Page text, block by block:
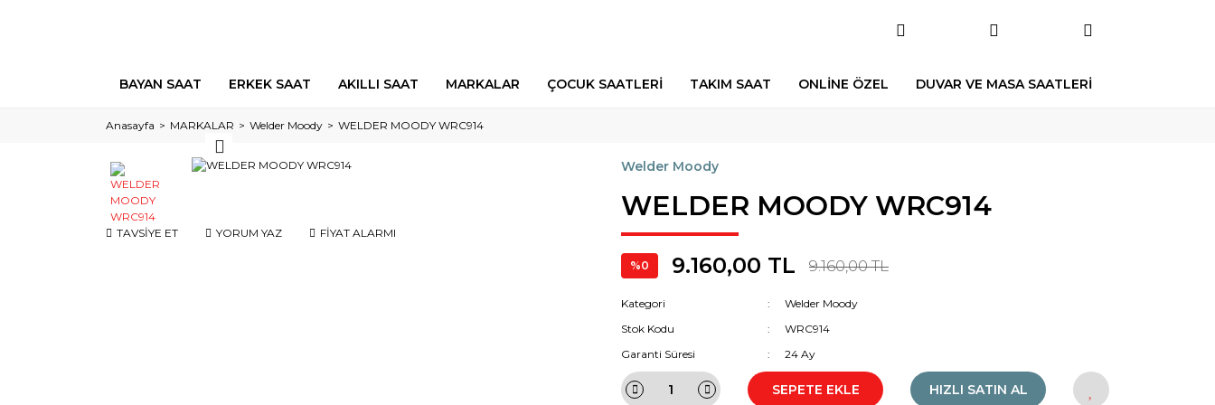
BAYAN SAAT ERKEK SAAT AKILLI SAAT MARKALAR ÇOCUK SAATLERİ TAKIM SAAT ONLİNE ÖZEL DUVAR VE MASA SAATLERİ
Anasayfa MARKALAR Welder Moody WELDER MOODY WRC914
TAVSİYE ET YORUM YAZ FİYAT ALARMI
Welder Moody
WELDER MOODY WRC914
%0 9.160,00 TL 9.160,00 TL
Kategori
Welder Moody
Stok Kodu
WRC914
Garanti Süresi
24 Ay
SEPETE EKLE HIZLI SATIN AL